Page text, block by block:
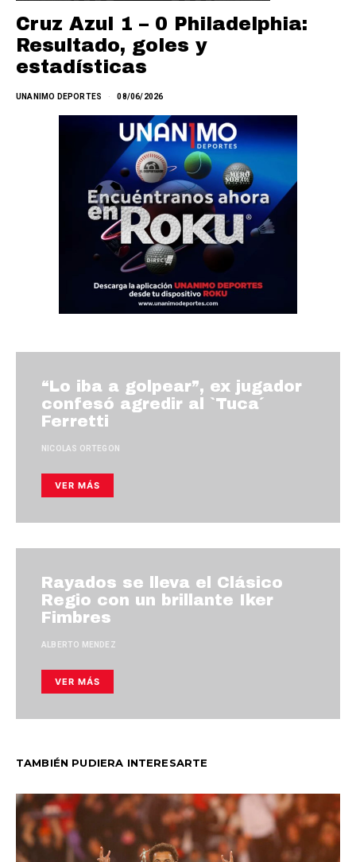
Cruz Azul 1 – 0 Philadelphia:
Resultado, goles y
estadísticas
UNANIMO DEPORTES 08/06/2026
“Lo iba a golpear”, ex jugador
confesó agredir al `Tuca´
Ferretti
NICOLAS ORTEGON
VER MÁS
Rayados se lleva el Clásico
Regio con un brillante Iker
Fimbres
ALBERTO MENDEZ
VER MÁS
TAMBIÉN PUDIERA INTERESARTE